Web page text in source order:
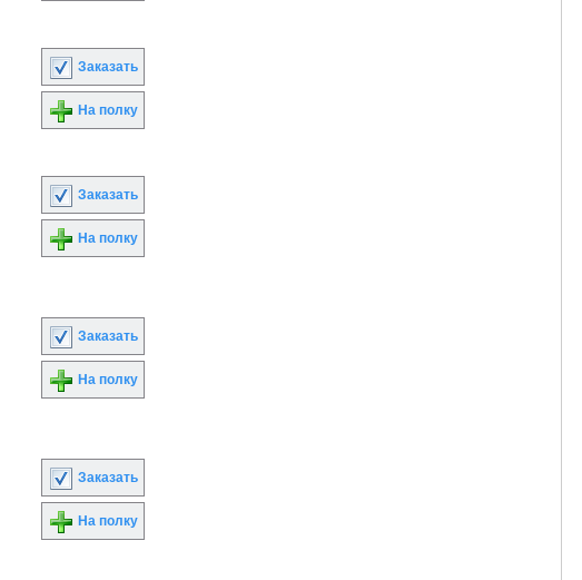
Заказать
На полку
Заказать
На полку
Заказать
На полку
Заказать
На полку